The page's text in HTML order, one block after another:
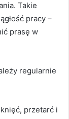
Takie
pracy –
prasę w
regularnie
przetarć i